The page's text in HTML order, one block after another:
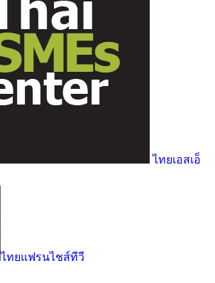
ไทยเอสเอ็
ไทยแฟรนไชส์ทีวี